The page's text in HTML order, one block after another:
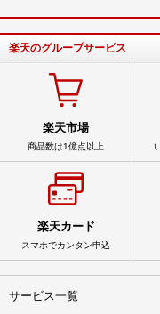
楽天のグループサービス
楽天市場
商品数は1億点以上
楽天カード
スマホでカンタン申込
サービス一覧